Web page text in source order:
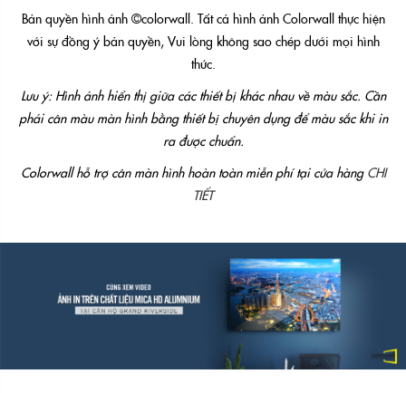
Bản quyền hình ảnh ©colorwall. Tất cả hình ảnh Colorwall thực hiện
với sự đồng ý bản quyền, Vui lòng không sao chép dưới mọi hình
thức.
Lưu ý: Hình ảnh hiển thị giữa các thiết bị khác nhau về màu sắc. Cần
phải cân màu màn hình bằng thiết bị chuyên dụng để màu sắc khi in
ra được chuẩn.
Colorwall hỗ trợ cân màn hình hoàn toàn miễn phí tại cửa hàng CHI
TIẾT